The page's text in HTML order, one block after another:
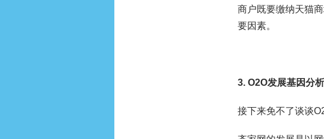
商户既要缴纳天猫
要因素。
3. O2O发展基因分析
接下来免不了谈谈